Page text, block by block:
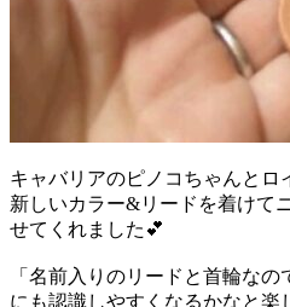
キャバリアのピノコちゃんとロ
新しいカラー&リードを着けて
せてくれました💕
「名前入りのリードと首輪な
にも認識しやすくなるかなと楽